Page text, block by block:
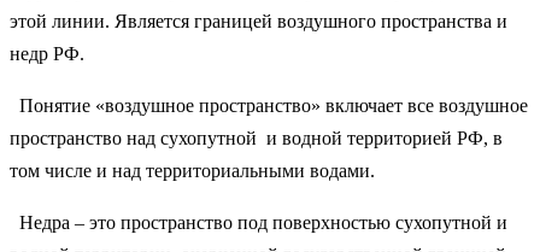
этой линии. Является границей воздушного пространства и
недр РФ.
Понятие «воздушное пространство» включает все воздушное
пространство над сухопутной и водной территорией РФ, в
том числе и над территориальными водами.
Недра – это пространство под поверхностью сухопутной и